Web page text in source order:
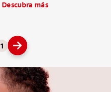
Descubra más
1